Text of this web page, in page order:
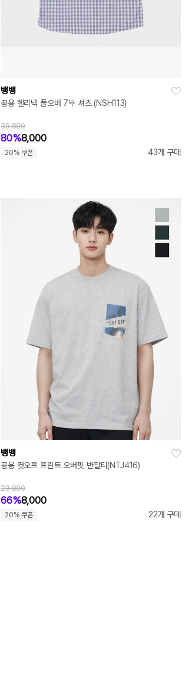
뱅뱅
공용 헨리넥 풀오버 7부 셔츠 (NSH113)
39,800
80%8,000
20% 쿠폰 43개 구매
뱅뱅
공용 컷오프 프린트 오버핏 반팔티(NTJ416)
23,800
66%8,000
20% 쿠폰 22개 구매